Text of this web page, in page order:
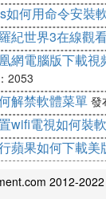
平台
定性驗算，十
如何用命令安裝
紀世界3在線觀
網電腦版下載
2053
解禁軟體菜單 發
wifi電視如何裝
蘋果如何下載美
2012-2022